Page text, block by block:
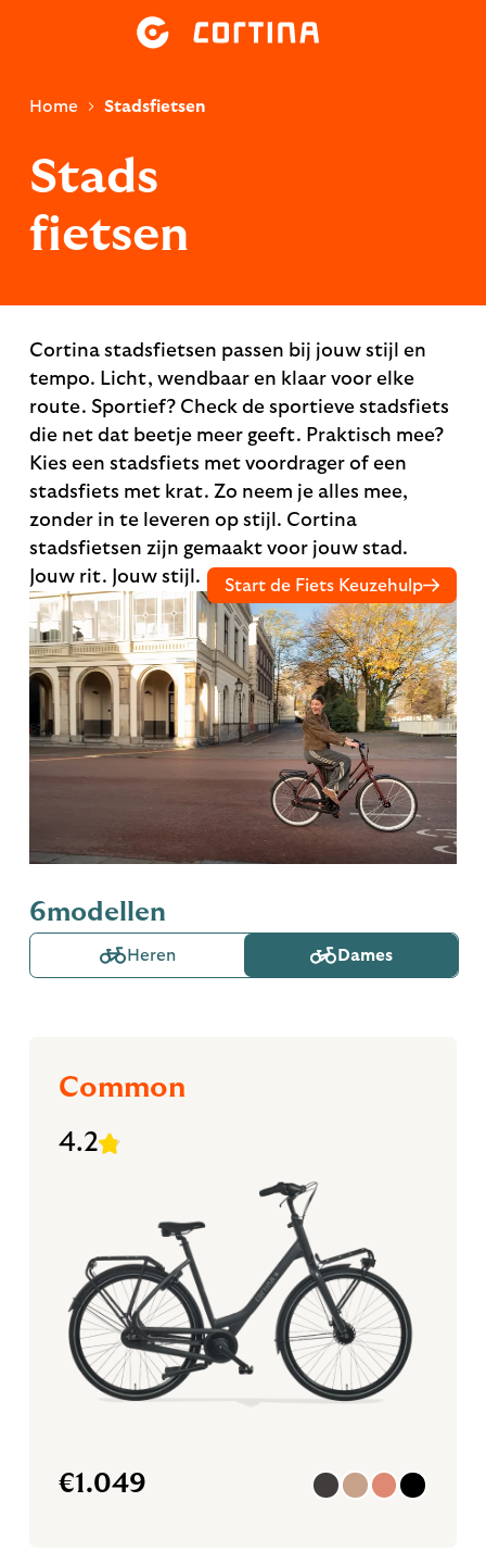
Home Stadsfietsen
Stads
fietsen
Cortina stadsfietsen passen bij jouw stijl en
tempo. Licht, wendbaar en klaar voor elke
route. Sportief? Check de sportieve stadsfiets
die net dat beetje meer geeft. Praktisch mee?
Kies een stadsfiets met voordrager of een
stadsfiets met krat. Zo neem je alles mee,
zonder in te leveren op stijl. Cortina
stadsfietsen zijn gemaakt voor jouw stad.
Jouw rit. Jouw stijl.
Start de Fiets Keuzehulp
6modellen
Heren Dames
Common
4.2
€1.049